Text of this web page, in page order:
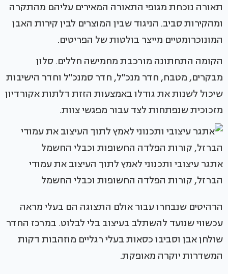
תאורה נוכחת מגופי התאורה המאירים עליהם מהתקרה
ומהקירות סביב. הניגוד שבין המוצרים לבין קירות האבן
המונוכרומטיים מייצר בולטות של הפריטים.
הקומה התחתונה מורכבת מחמישה חללים. סלון
מבקרים, מטבח, חדר מנכ"ל, חדר סמנכ"ל וחדר הישיבות
שיכול לשנות את גודלו באמצעות הזזת דלתות אקורדיון
מזכוכית שנפתחות לצד עבור מפגשי צוות.
אתגר עיצובי ותכנוני לאמץ לתוך העיצוב את עמודי
הברזל, קורות הפלדה החשופות וכבלי החשמל
הרהיטים שנבחרו עבור אולם התצוגה הם בעלי מראה
עכשווי שנועד להשתלב בעיצוב בלי לבלוט. במרכז החדר
שולחן אבן וסביבו כסאות בעלי רגליים מוזהבות דקות
המשדרות יוקרה מאופקת.